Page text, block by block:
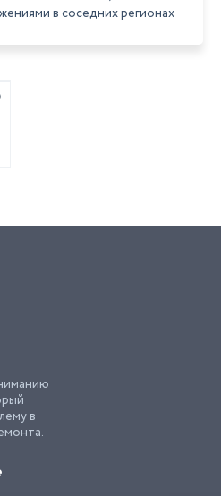
в соседних регионах
в